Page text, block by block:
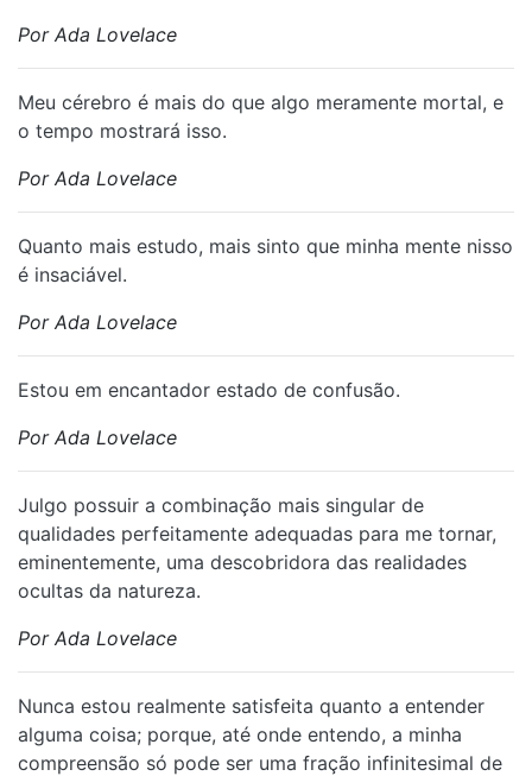
Por Ada Lovelace
Meu cérebro é mais do que algo meramente mortal, e
o tempo mostrará isso.
Por Ada Lovelace
Quanto mais estudo, mais sinto que minha mente nisso
é insaciável.
Por Ada Lovelace
Estou em encantador estado de confusão.
Por Ada Lovelace
Julgo possuir a combinação mais singular de
qualidades perfeitamente adequadas para me tornar,
eminentemente, uma descobridora das realidades
ocultas da natureza.
Por Ada Lovelace
Nunca estou realmente satisfeita quanto a entender
alguma coisa; porque, até onde entendo, a minha
compreensão só pode ser uma fração infinitesimal de